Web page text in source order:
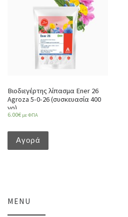
Βιοδιεγέρτης λίπασμα Ener 26
Agroza 5-0-26 (συσκευασία 400
γρ)
6.00€ με ΦΠΑ
Αγορά
MENU